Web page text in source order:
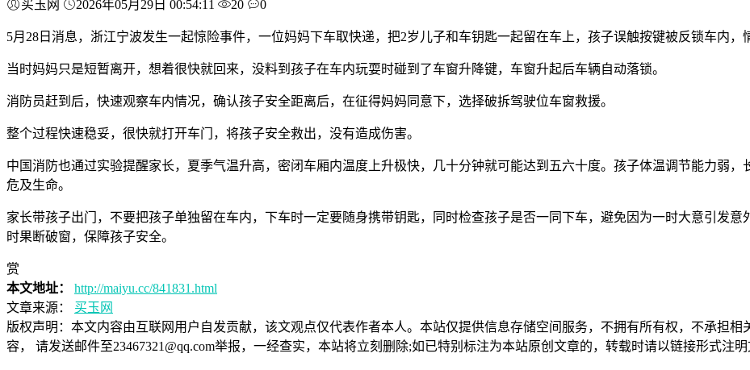
买玉网 2026年05月29日 00:54:11 20 0
5月28日消息，浙江宁波发生一起惊险事件，一位妈妈下车取快递，把2岁儿子和车钥匙一起留在车上，孩子误触按键被反锁车内，
当时妈妈只是短暂离开，想着很快就回来，没料到孩子在车内玩耍时碰到了车窗升降键，车窗升起后车辆自动落锁。
消防员赶到后，快速观察车内情况，确认孩子安全距离后，在征得妈妈同意下，选择破拆驾驶位车窗救援。
整个过程快速稳妥，很快就打开车门，将孩子安全救出，没有造成伤害。
中国消防也通过实验提醒家长，夏季气温升高，密闭车厢内温度上升极快，几十分钟就可能达到五六十度。孩子体温调节能力弱
危及生命。
家长带孩子出门，不要把孩子单独留在车内，下车时一定要随身携带钥匙，同时检查孩子是否一同下车，避免因为一时大意引发
时果断破窗，保障孩子安全。
赏
本文地址：
http://maiyu.cc/841831.html
文章来源：
买玉网
版权声明： 本文内容由互联网用户自发贡献，该文观点仅代表作者本人。本站仅提供信息存储空间服务，不拥有所有权，不承担
容， 请发送邮件至23467321@qq.com举报，一经查实，本站将立刻删除;如已特别标注为本站原创文章的，转载时请以链接形式注明